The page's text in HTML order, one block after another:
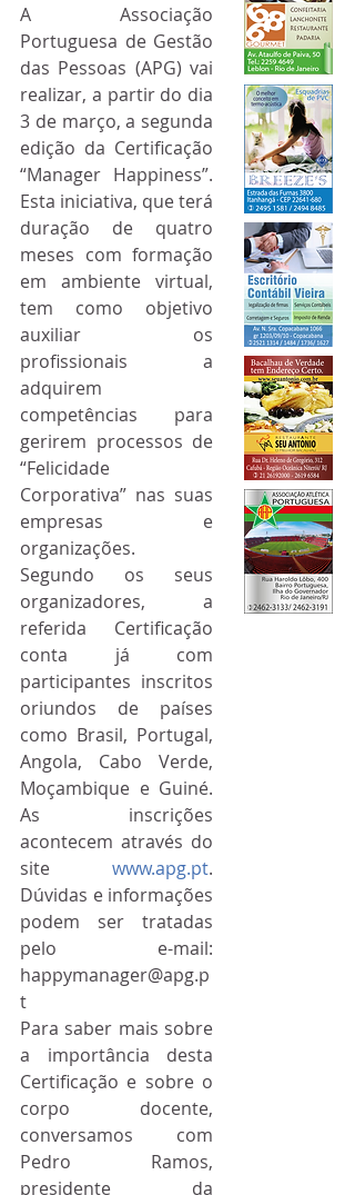
A Associação
Portuguesa de Gestão
das Pessoas (APG) vai
realizar, a partir do dia
3 de março, a segunda
edição da Certificação
“Manager Happiness”.
Esta iniciativa, que terá
duração de quatro
meses com formação
em ambiente virtual,
tem como objetivo
auxiliar os
profissionais a
adquirem
competências para
gerirem processos de
“Felicidade
Corporativa” nas suas
empresas e
organizações.
Segundo os seus
organizadores, a
referida Certificação
conta já com
participantes inscritos
oriundos de países
como Brasil, Portugal,
Angola, Cabo Verde,
Moçambique e Guiné.
As inscrições
acontecem através do
site www.apg.pt.
Dúvidas e informações
podem ser tratadas
pelo e-mail:
happymanager@apg.p
t
Para saber mais sobre
a importância desta
Certificação e sobre o
corpo docente,
conversamos com
Pedro Ramos,
presidente da